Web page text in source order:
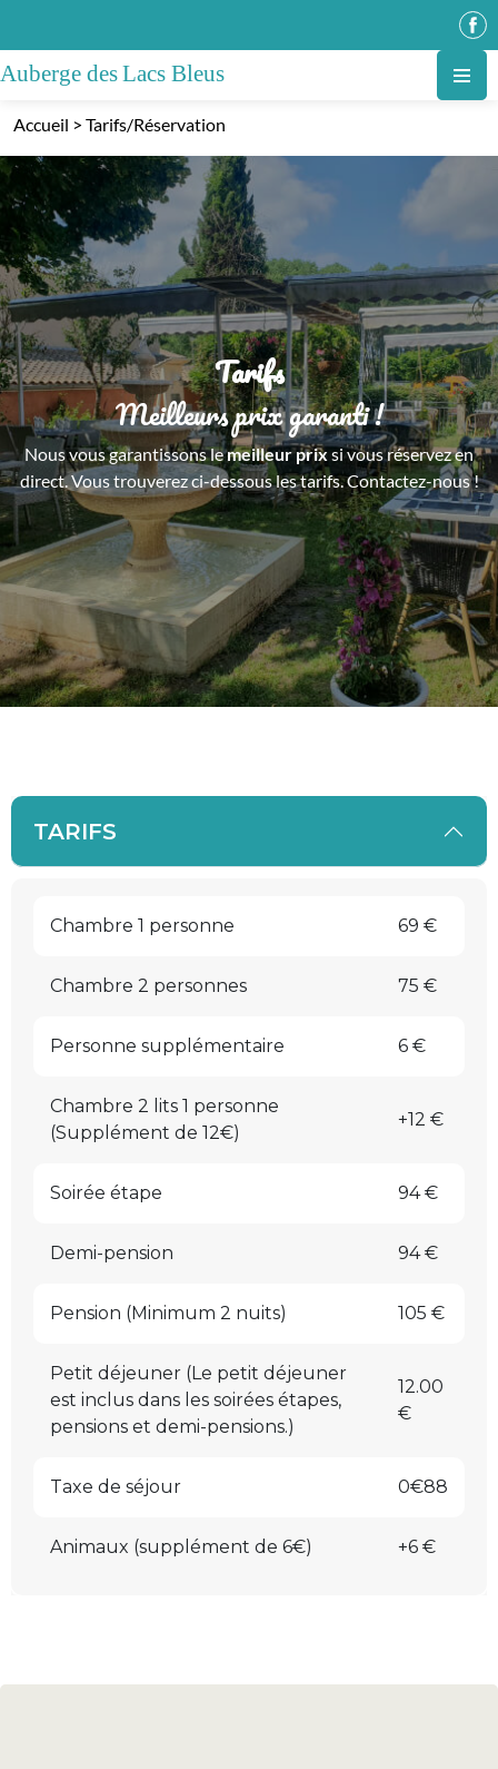
Accueil > Tarifs/Réservation
Tarifs
Meilleurs prix garanti !
Nous vous garantissons lemeilleur prixsi vous réservez en
direct. Vous trouverez ci-dessous les tarifs. Contactez-nous !
TARIFS
Chambre 1 personne 69 €
Chambre 2 personnes 75 €
Personne supplémentaire 6 €
Chambre 2 lits 1 personne
(Supplément de 12€)
+12 €
Soirée étape 94 €
Demi-pension 94 €
Pension (Minimum 2 nuits) 105 €
Petit déjeuner (Le petit déjeuner
est inclus dans les soirées étapes,
pensions et demi-pensions.)
12.00
€
Taxe de séjour 0€88
Animaux (supplément de 6€) +6 €